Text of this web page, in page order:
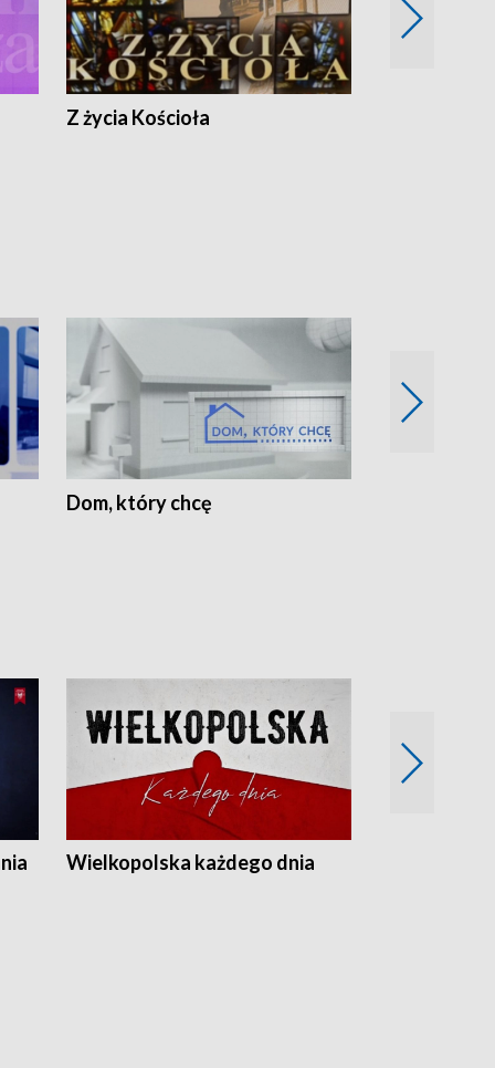
Z życia Kościoła
Dom, który chcę
Wielkopolska każdego dnia